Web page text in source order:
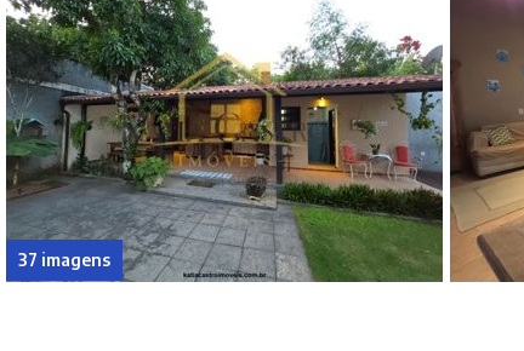
37 imagens